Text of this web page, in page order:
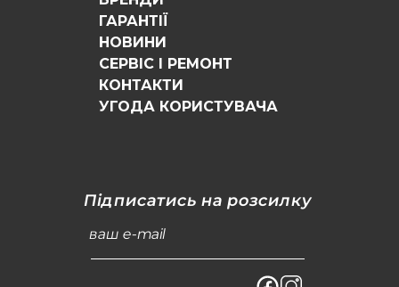
ГАРАНТІЇ
НОВИНИ
СЕРВІС І РЕМОНТ
КОНТАКТИ
УГОДА КОРИСТУВАЧА
Підписатись на розсилку
ваш e-mail